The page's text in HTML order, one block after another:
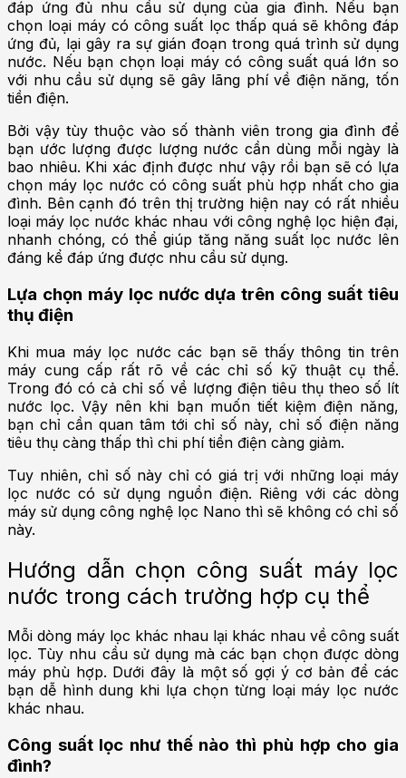
đáp ứng đủ nhu cầu sử dụng của gia đình. Nếu bạn
chọn loại máy có công suất lọc thấp quá sẽ không đáp
ứng đủ, lại gây ra sự gián đoạn trong quá trình sử dụng
nước. Nếu bạn chọn loại máy có công suất quá lớn so
với nhu cầu sử dụng sẽ gây lãng phí về điện năng, tốn
tiền điện.
Bởi vậy tùy thuộc vào số thành viên trong gia đình để
bạn ước lượng được lượng nước cần dùng mỗi ngày là
bao nhiêu. Khi xác định được như vậy rồi bạn sẽ có lựa
chọn máy lọc nước có công suất phù hợp nhất cho gia
đình. Bên cạnh đó trên thị trường hiện nay có rất nhiều
loại máy lọc nước khác nhau với công nghệ lọc hiện đại,
nhanh chóng, có thể giúp tăng năng suất lọc nước lên
đáng kể đáp ứng được nhu cầu sử dụng.
Lựa chọn máy lọc nước dựa trên công suất tiêu
thụ điện
Khi mua máy lọc nước các bạn sẽ thấy thông tin trên
máy cung cấp rất rõ về các chỉ số kỹ thuật cụ thể.
Trong đó có cả chỉ số về lượng điện tiêu thụ theo số lít
nước lọc. Vậy nên khi bạn muốn tiết kiệm điện năng,
bạn chỉ cần quan tâm tới chỉ số này, chỉ số điện năng
tiêu thụ càng thấp thì chi phí tiền điện càng giảm.
Tuy nhiên, chỉ số này chỉ có giá trị với những loại máy
lọc nước có sử dụng nguồn điện. Riêng với các dòng
máy sử dụng công nghệ lọc Nano thì sẽ không có chỉ số
này.
Hướng dẫn chọn công suất máy lọc
nước trong cách trường hợp cụ thể
Mỗi dòng máy lọc khác nhau lại khác nhau về công suất
lọc. Tùy nhu cầu sử dụng mà các bạn chọn được dòng
máy phù hợp. Dưới đây là một số gợi ý cơ bản để các
bạn dễ hình dung khi lựa chọn từng loại máy lọc nước
khác nhau.
Công suất lọc như thế nào thì phù hợp cho gia
đình?